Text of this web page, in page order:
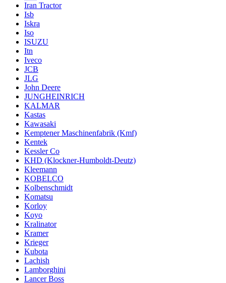
Iran Tractor
Isb
Iskra
Iso
ISUZU
Itn
Iveco
JCB
JLG
John Deere
JUNGHEINRICH
KALMAR
Kastas
Kawasaki
Kemptener Maschinenfabrik (Kmf)
Kentek
Kessler Co
KHD (Klockner-Humboldt-Deutz)
Kleemann
KOBELCO
Kolbenschmidt
Komatsu
Korloy
Koyo
Kralinator
Kramer
Krieger
Kubota
Lachish
Lamborghini
Lancer Boss